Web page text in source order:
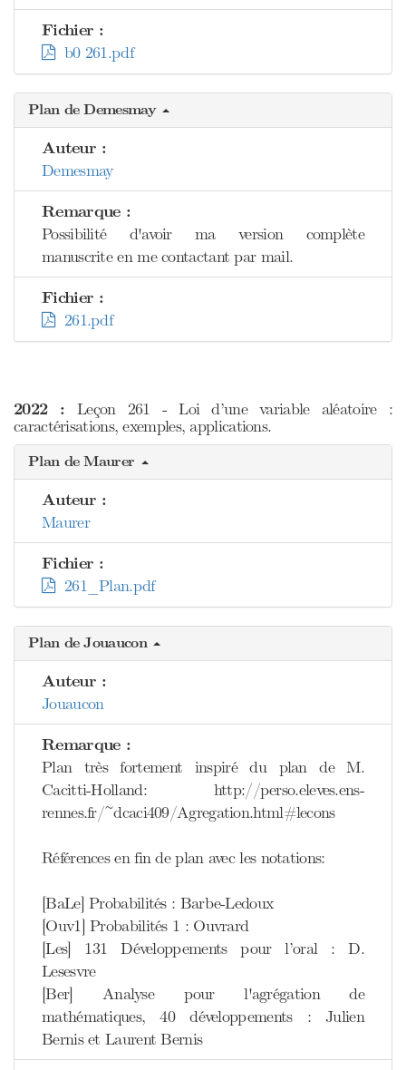
Fichier :
b0 261.pdf
Plan de Demesmay
Auteur :
Demesmay
Remarque :
Possibilité d'avoir ma version complète
manuscrite en me contactant par mail.
Fichier :
261.pdf
2022 : Leçon 261 - Loi d’une variable aléatoire :
caractérisations, exemples, applications.
Plan de Maurer
Auteur :
Maurer
Fichier :
261_Plan.pdf
Plan de Jouaucon
Auteur :
Jouaucon
Remarque :
Plan très fortement inspiré du plan de M.
Cacitti-Holland: http://perso.eleves.ens-
rennes.fr/~dcaci409/Agregation.html#lecons
Références en fin de plan avec les notations:
[BaLe] Probabilités : Barbe-Ledoux
[Ouv1] Probabilités 1 : Ouvrard
[Les] 131 Développements pour l’oral : D.
Lesesvre
[Ber] Analyse pour l'agrégation de
mathématiques, 40 développements : Julien
Bernis et Laurent Bernis